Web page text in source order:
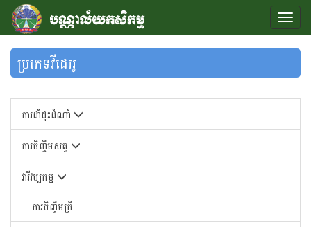
ប្រភេទវីដេអូ
ការដាំដុះដំណាំ
ការចិញ្ចឹមសត្វ
វារីវប្បកម្ម
ការចិញ្ចឹមត្រី